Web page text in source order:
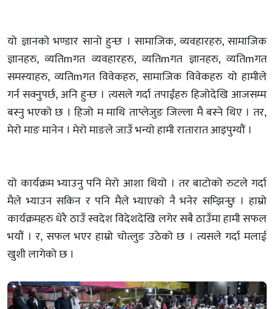
यो ज्ञानको भण्डार सानो हुन्छ । सामाजिक, व्यवहारहरु, सामाजिक
ज्ञानहरु, व्यतिmगत व्यवहारहरु, व्यतिmगत ज्ञानहरु, व्यतिmगत
समस्याहरु, व्यतिmगत विवेकहरु, सामाजिक विवेकहरु यो हामीले
गर्न सक्नुपर्छ, अनि हुन्छ । त्यसले गर्दा तपाईंहरु हिजोदेखि आजसम्म
बस्नु भएको छ । हिजो म माथि ताप्लेजुङ जिल्ला मै बस्ने थिए । तर,
मेरो माङ मानेन । मेरो माङले जाउँ भन्यो हामी रातारात आइपुग्यौं ।
यो कार्यक्रम भ्याउनु पनि मेरो आशा थियो । तर बाटोको रुटले गर्दा
मैले भ्याउन सकिन र पनि मैले भ्याएको नै भनेर सम्झिन्छु । हाम्रो
कार्यक्रमहरु धेरै ठाउँ स्वदेश विदेशदेखि लगेर सबै ठाउँमा हामी सफल
भयौं । र, सफल भएर हाम्रो चोत्लुङ उठेको छ । त्यसले गर्दा मलाई
खुशी लागेको छ ।